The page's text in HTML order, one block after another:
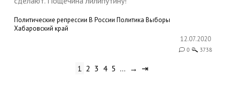
Политические репрессии В России Политика Выборы
Хабаровский край
12.07.2020
0 3738
1 2 3 4 5 … → ⇥